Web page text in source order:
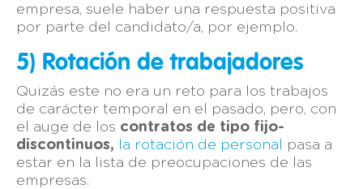
empresa, suele haber una respuesta positiva
por parte del candidato/a, por ejemplo.
5) Rotación de trabajadores
Quizás este no era un reto para los trabajos
de carácter temporal en el pasado, pero, con
el auge de los contratos de tipo fijo-
discontinuos, la rotación de personal pasa a
estar en la lista de preocupaciones de las
empresas.